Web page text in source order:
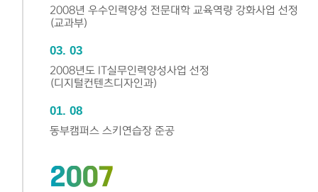
2008년 우수인력양성 전문대학 교육역량 강화사업 선정
(교과부)
03 03
2008년도 IT실무인력양성사업 선정
(디지털컨텐츠디자인과)
01 08
동부캠퍼스 스키연습장 준공
2007